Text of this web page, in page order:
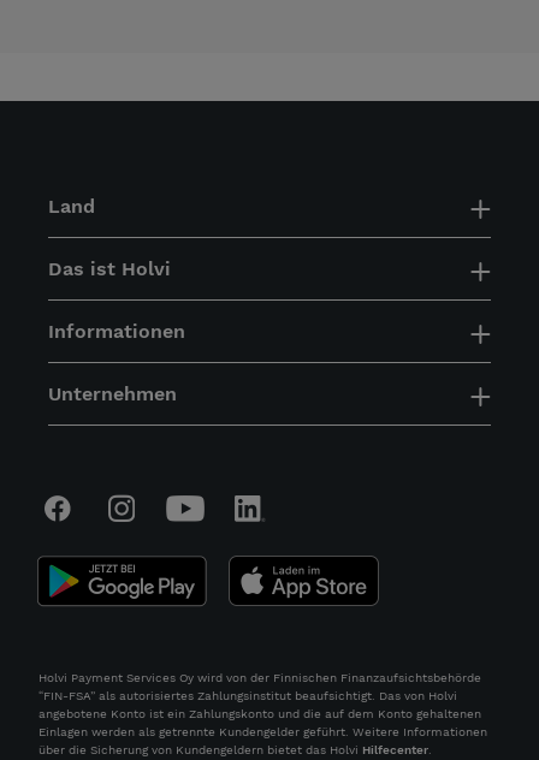
Land
Das ist Holvi
Informationen
Unternehmen
Holvi Payment Services Oy wird von der Finnischen Finanzaufsichtsbehörde
“FIN-FSA” als autorisiertes Zahlungsinstitut beaufsichtigt. Das von Holvi
angebotene Konto ist ein Zahlungskonto und die auf dem Konto gehaltenen
Einlagen werden als getrennte Kundengelder geführt. Weitere Informationen
über die Sicherung von Kundengeldern bietet das Holvi Hilfecenter